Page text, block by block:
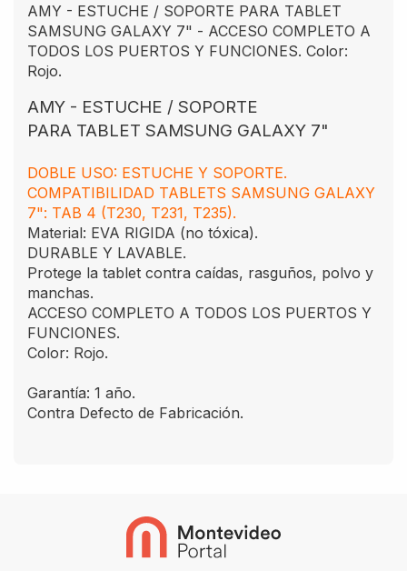
AMY - ESTUCHE / SOPORTE PARA TABLET
SAMSUNG GALAXY 7" - ACCESO COMPLETO A
TODOS LOS PUERTOS Y FUNCIONES. Color:
Rojo.
AMY - ESTUCHE / SOPORTE
PARA TABLET SAMSUNG GALAXY 7"
DOBLE USO: ESTUCHE Y SOPORTE.
COMPATIBILIDAD TABLETS SAMSUNG GALAXY
7": TAB 4 (T230, T231, T235).
Material: EVA RIGIDA (no tóxica).
DURABLE Y LAVABLE.
Protege la tablet contra caídas, rasguños, polvo y
manchas.
ACCESO COMPLETO A TODOS LOS PUERTOS Y
FUNCIONES.
Color: Rojo.
Garantía: 1 año.
Contra Defecto de Fabricación.